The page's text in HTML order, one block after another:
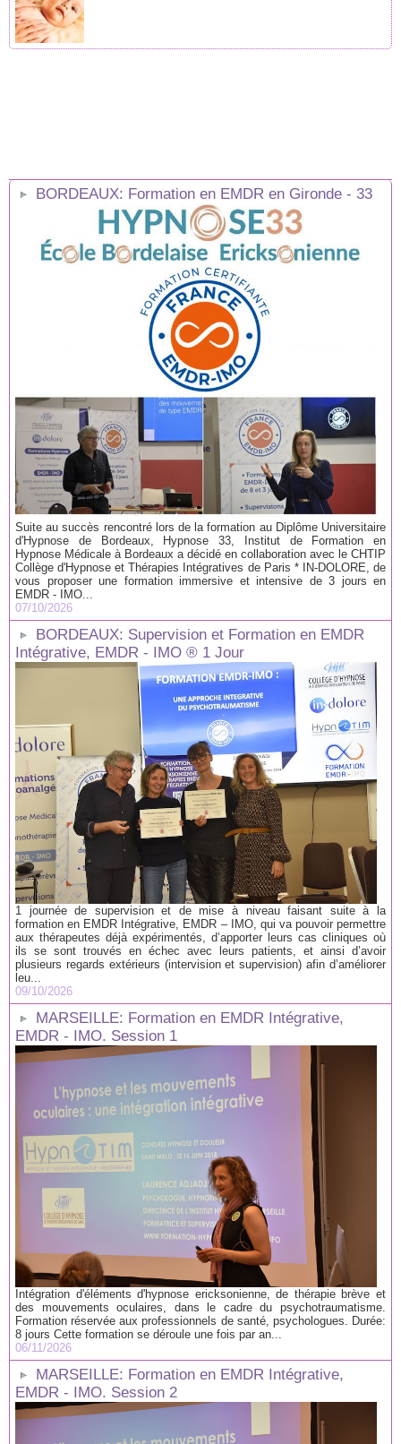
BORDEAUX: Formation en EMDR en Gironde - 33
Suite au succès rencontré lors de la formation au Diplôme Universitaire
d'Hypnose de Bordeaux, Hypnose 33, Institut de Formation en
Hypnose Médicale à Bordeaux a décidé en collaboration avec le CHTIP
Collège d'Hypnose et Thérapies Intégratives de Paris * IN-DOLORE, de
vous proposer une formation immersive et intensive de 3 jours en
EMDR - IMO...
07/10/2026
BORDEAUX: Supervision et Formation en EMDR
Intégrative, EMDR - IMO ® 1 Jour
1 journée de supervision et de mise à niveau faisant suite à la
formation en EMDR Intégrative, EMDR – IMO, qui va pouvoir permettre
aux thérapeutes déjà expérimentés, d’apporter leurs cas cliniques où
ils se sont trouvés en échec avec leurs patients, et ainsi d’avoir
plusieurs regards extérieurs (intervision et supervision) afin d’améliorer
leu...
09/10/2026
MARSEILLE: Formation en EMDR Intégrative,
EMDR - IMO. Session 1
Intégration d'éléments d'hypnose ericksonienne, de thérapie brève et
des mouvements oculaires, dans le cadre du psychotraumatisme.
Formation réservée aux professionnels de santé, psychologues. Durée:
8 jours Cette formation se déroule une fois par an...
06/11/2026
MARSEILLE: Formation en EMDR Intégrative,
EMDR - IMO. Session 2